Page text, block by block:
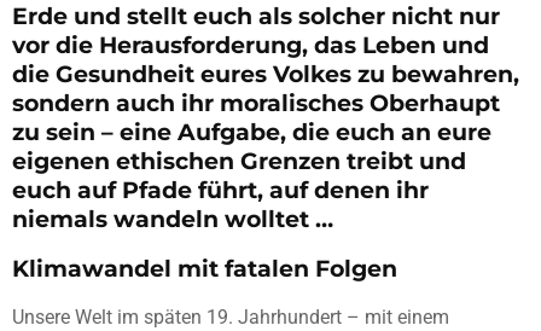
Erde und stellt euch als solcher nicht nur
vor die Herausforderung, das Leben und
die Gesundheit eures Volkes zu bewahren,
sondern auch ihr moralisches Oberhaupt
zu sein – eine Aufgabe, die euch an eure
eigenen ethischen Grenzen treibt und
euch auf Pfade führt, auf denen ihr
niemals wandeln wolltet …
Klimawandel mit fatalen Folgen
Unsere Welt im späten 19. Jahrhundert – mit einem